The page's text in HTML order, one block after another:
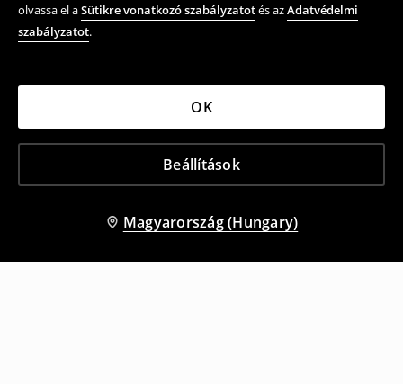
olvassa el aSütikre vonatkozó szabályzatotés azAdatvédelmi
szabályzatot.
Beállítások
OK
Magyarország (Hungary)